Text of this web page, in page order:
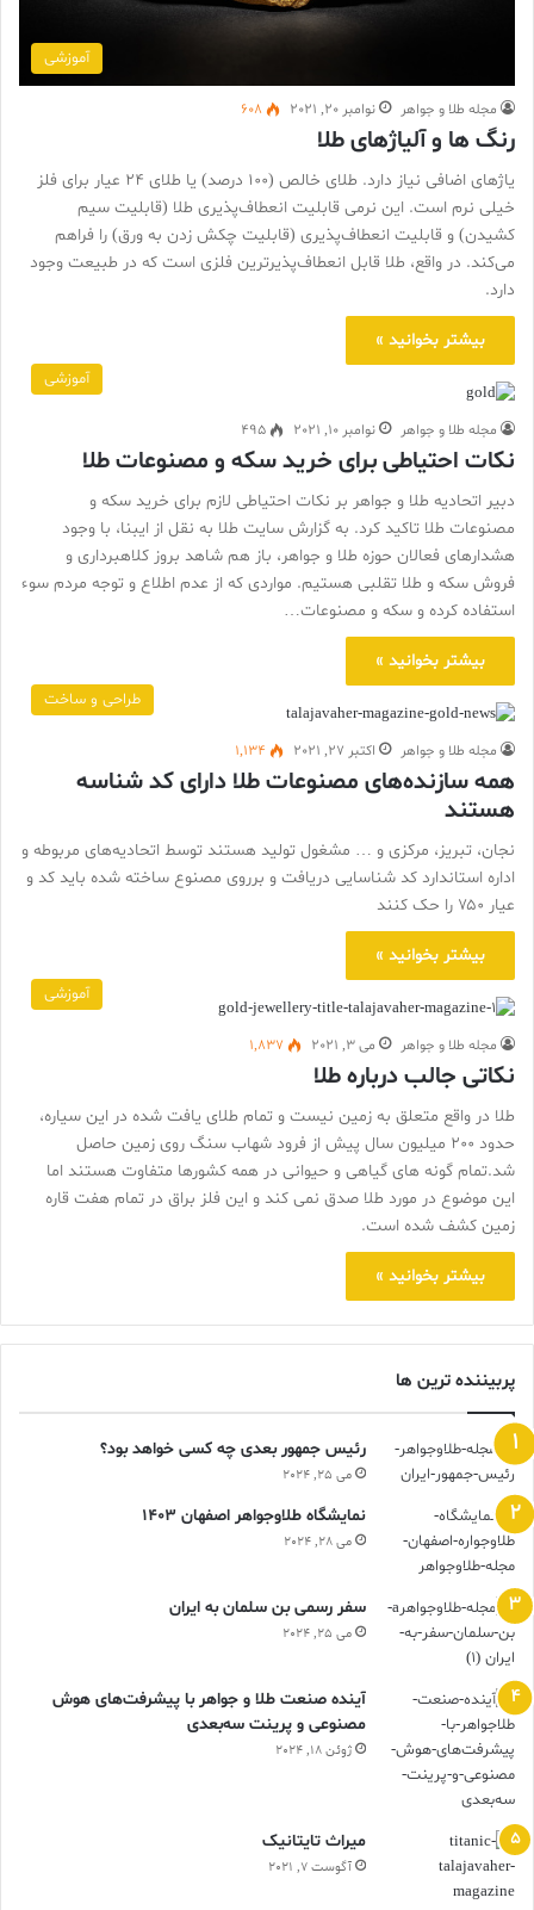
آموزشی
مجله طلا و جواهر نوامبر 20, 2021 608
رنگ ها و آلیاژهای طلا
یاژهای اضافی نیاز دارد. طلای خالص (100 درصد) یا طلای 24 عیار برای فلز
خیلی نرم است. این نرمی قابلیت انعطاف‌پذیری طلا (قابلیت سیم
کشیدن) و قابلیت انعطاف‌پذیری (قابلیت چکش زدن به ورق) را فراهم
می‌کند. در واقع، طلا قابل انعطاف‌پذیرترین فلزی است که در طبیعت وجود
دارد.
بیشتر بخوانید »
آموزشی
مجله طلا و جواهر نوامبر 10, 2021 495
نکات احتیاطی برای خرید سکه و مصنوعات طلا
دبیر اتحادیه طلا و جواهر بر نکات احتیاطی لازم برای خرید سکه و
مصنوعات طلا تاکید کرد. به گزارش سایت طلا به نقل از ایبنا، با وجود
هشدارهای فعالان حوزه طلا و جواهر، باز هم شاهد بروز کلاهبرداری و
فروش سکه و طلا تقلبی هستیم. مواردی که از عدم اطلاع و توجه مردم سوء
استفاده کرده و سکه و مصنوعات…
بیشتر بخوانید »
طراحی و ساخت
مجله طلا و جواهر اکتبر 27, 2021 1,134
همه سازنده‌های مصنوعات طلا دارای کد شناسه
هستند
نجان، تبریز، مرکزی و … مشغول تولید هستند توسط اتحادیه‌های مربوطه و
اداره استاندارد کد شناسایی دریافت و برروی مصنوع ساخته شده باید کد و
عیار ۷۵۰ را حک کنند
بیشتر بخوانید »
آموزشی
مجله طلا و جواهر می 3, 2021 1,837
نکاتی جالب درباره طلا
طلا در واقع متعلق به زمین نیست و تمام طلای یافت شده در این سیاره،
حدود 200 میلیون سال پیش از فرود شهاب سنگ روی زمین حاصل
شد.تمام گونه های گیاهی و حیوانی در همه کشورها متفاوت هستند اما
این موضوع در مورد طلا صدق نمی کند و این فلز براق در تمام هفت قاره
زمین کشف شده است.
بیشتر بخوانید »
پربیننده ترین ها
رئیس جمهور بعدی چه کسی خواهد بود؟
می 25, 2024
نمایشگاه طلاوجواهر اصفهان 1403
می 28, 2024
سفر رسمی بن سلمان به ایران
می 25, 2024
آینده صنعت طلا و جواهر با پیشرفت‌های هوش
مصنوعی و پرینت سه‌بعدی
ژوئن 18, 2024
ميراث تايتانيک
آگوست 7, 2021